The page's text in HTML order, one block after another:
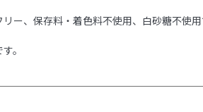
ー、保存料・着色料不使用、白砂糖不使
。